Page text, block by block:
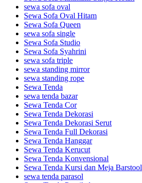
sewa sofa oval
Sewa Sofa Oval Hitam
Sewa Sofa Queen
sewa sofa single
Sewa Sofa Studio
Sewa Sofa Syahrini
sewa sofa triple
sewa standing mirror
sewa standing rope
Sewa Tenda
sewa tenda bazar
Sewa Tenda Cor
Sewa Tenda Dekorasi
Sewa Tenda Dekorasi Serut
Sewa Tenda Full Dekorasi
Sewa Tenda Hanggar
Sewa Tenda Kerucut
Sewa Tenda Konvensional
Sewa Tenda Kursi dan Meja Barstool
sewa tenda parasol